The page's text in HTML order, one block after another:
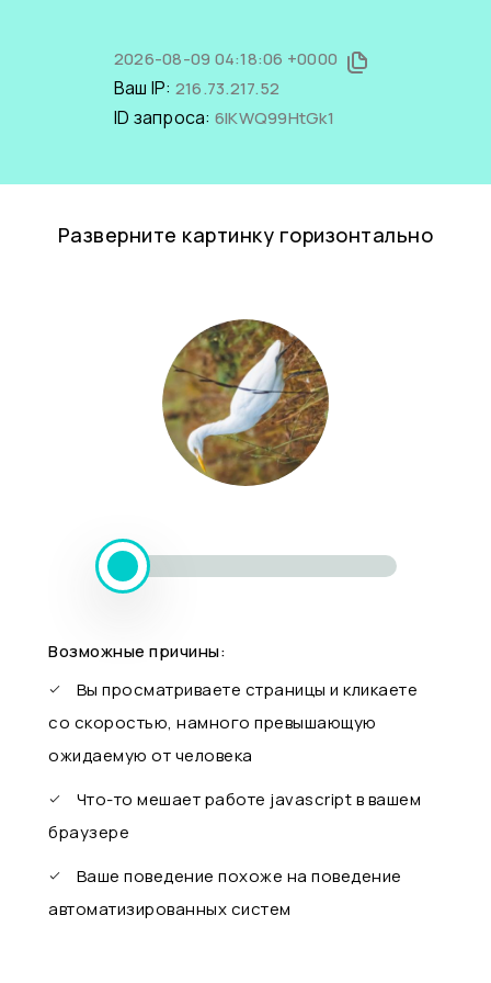
2026-08-09 04:18:06 +0000
Ваш IP: 216.73.217.52
ID запроса: 6IKWQ99HtGk1
Разверните картинку горизонтально
Возможные причины:
Вы просматриваете страницы и кликаете
со скоростью, намного превышающую
ожидаемую от человека
Что-то мешает работе javascript в вашем
браузере
Ваше поведение похоже на поведение
автоматизированных систем